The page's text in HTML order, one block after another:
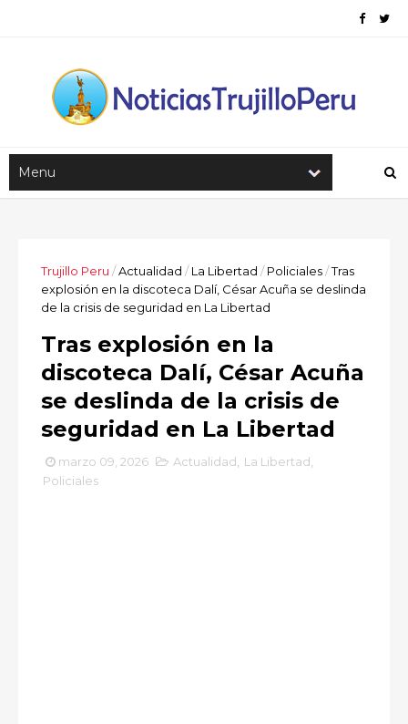
Trujillo Peru /Actualidad / La Libertad / Policiales/Tras
explosión en la discoteca Dalí, César Acuña se deslinda
de la crisis de seguridad en La Libertad
Tras explosión en la
discoteca Dalí, César Acuña
se deslinda de la crisis de
seguridad en La Libertad
marzo 09, 2026 Actualidad La Libertad
Policiales